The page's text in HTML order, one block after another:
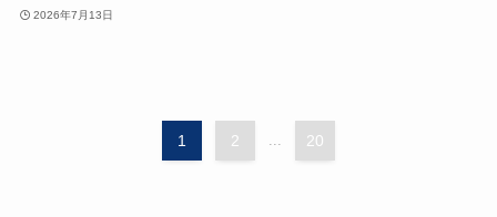
2026年7月13日
1 2 ... 20